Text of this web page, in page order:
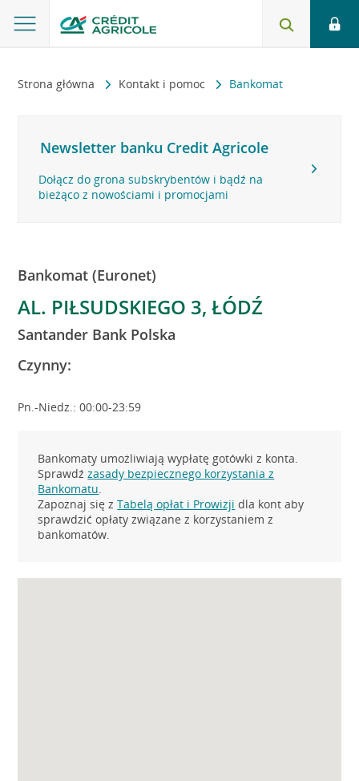
Strona główna Kontakt i pomoc Bankomat
Newsletter banku Credit Agricole
Dołącz do grona subskrybentów i bądź na
bieżąco z nowościami i promocjami
Bankomat (Euronet)
AL. PIŁSUDSKIEGO 3, ŁÓDŹ
Santander Bank Polska
Czynny:
Pn.-Niedz.: 00:00-23:59
Bankomaty umożliwiają wypłatę gotówki z konta.
Sprawdźzasady bezpiecznego korzystania z
Bankomatu.
Zapoznaj się zTabelą opłat i Prowizji dla kont aby
sprawdzić opłaty związane z korzystaniem z
bankomatów.